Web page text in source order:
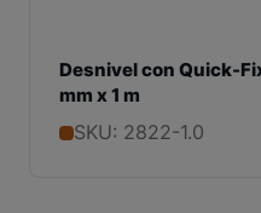
Desnivel con Quick-
mm x 1 m
SKU: 2822-1.0